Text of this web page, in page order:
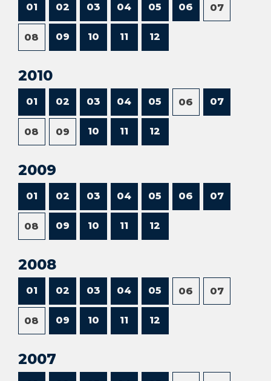
01 02 03 04 05 06 07
08 09 10 11 12
2010
01 02 03 04 05 06 07
08 09 10 11 12
2009
01 02 03 04 05 06 07
08 09 10 11 12
2008
01 02 03 04 05 06 07
08 09 10 11 12
2007